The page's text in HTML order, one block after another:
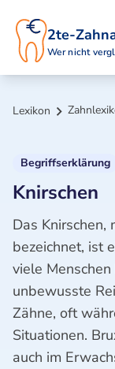
2te-
Wer nicht
Lexikon
Begriffserklärung
Knirschen
Das Knirschen,
bezeichnet, ist
viele
unbewusste
Zähne, oft
Situationen.
auch im